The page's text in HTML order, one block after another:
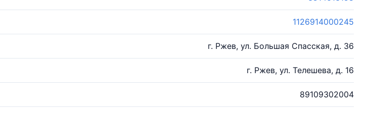
1126914000245
г. Ржев, ул. Большая Спасская, д. 36
г. Ржев, ул. Телешева, д. 16
89109302004